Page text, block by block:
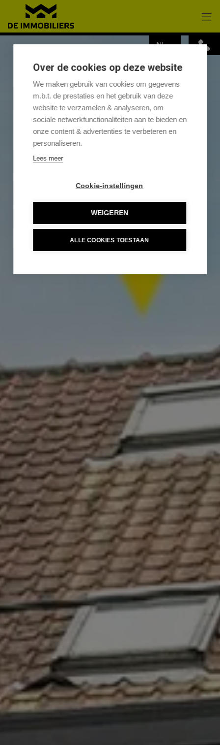
Menu overslaan en naar de inhoud gaan
NL
Over de cookies op deze website
We maken gebruik van cookies om gegevens
m.b.t. de prestaties en het gebruik van deze
website te verzamelen & analyseren, om
sociale netwerkfunctionaliteiten aan te bieden en
onze content & advertenties te verbeteren en
personaliseren.
Lees meer
Cookie-instellingen
WEIGEREN
ALLE COOKIES TOESTAAN